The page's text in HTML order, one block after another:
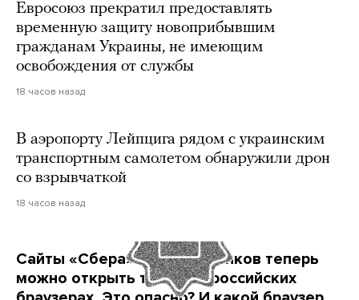
Евросоюз прекратил предоставлять
временную защиту новоприбывшим
гражданам Украины, не имеющим
освобождения от службы
18 часов назад
В аэропорту Лейпцига рядом с украинским
транспортным самолетом обнаружили дрон
со взрывчаткой
18 часов назад
Сайты «Сбера» и других банков теперь
можно открыть только в российских